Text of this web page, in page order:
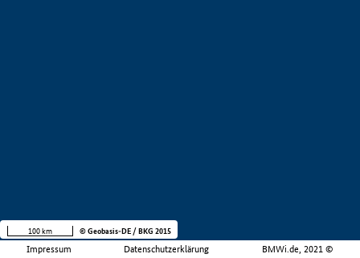
Impressum Datenschutzerklärung BMWi.de, 2021 ©
100 km © Geobasis-DE / BKG 2015